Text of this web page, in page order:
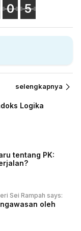
0 5
selengkapnya
Logika
tentang PK:
Sei Rampah says:
oleh